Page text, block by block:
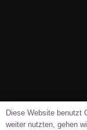
Diese Website benutzt
weiter nutzten, gehen